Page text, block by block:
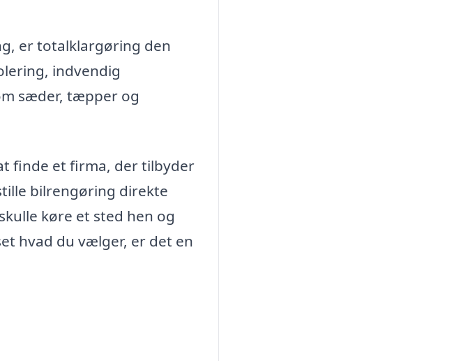
er totalklargøring den
indvendig
sæder, tæpper og
finde et firma, der tilbyder
bilrengøring direkte
køre et sted hen og
hvad du vælger, er det en